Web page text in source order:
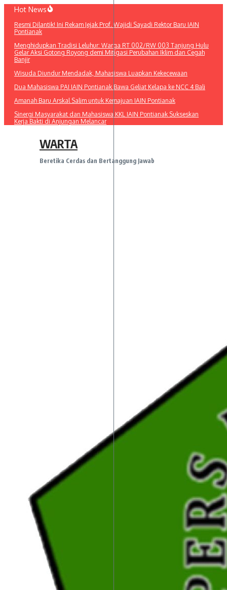
Lewati
konten
Hot News
Resmi Dilantik! Ini Rekam Jejak Prof. Wajidi Sayadi Rektor Baru IAIN
Pontianak
Menghidupkan Tradisi Leluhur: Warga RT 002/RW 003 Tanjung Hulu
Gelar Aksi Gotong Royong demi Mitigasi Perubahan Iklim dan Cegah
Banjir
Wisuda Diundur Mendadak, Mahasiswa Luapkan Kekecewaan
Dua Mahasiswa PAI IAIN Pontianak Bawa Geliat Kelapa ke NCC 4 Bali
Amanah Baru Arskal Salim untuk Kemajuan IAIN Pontianak
Sinergi Masyarakat dan Mahasiswa KKL IAIN Pontianak Sukseskan
Kerja Bakti di Anjungan Melancar
WARTA
Beretika Cerdas dan Bertanggung Jawab